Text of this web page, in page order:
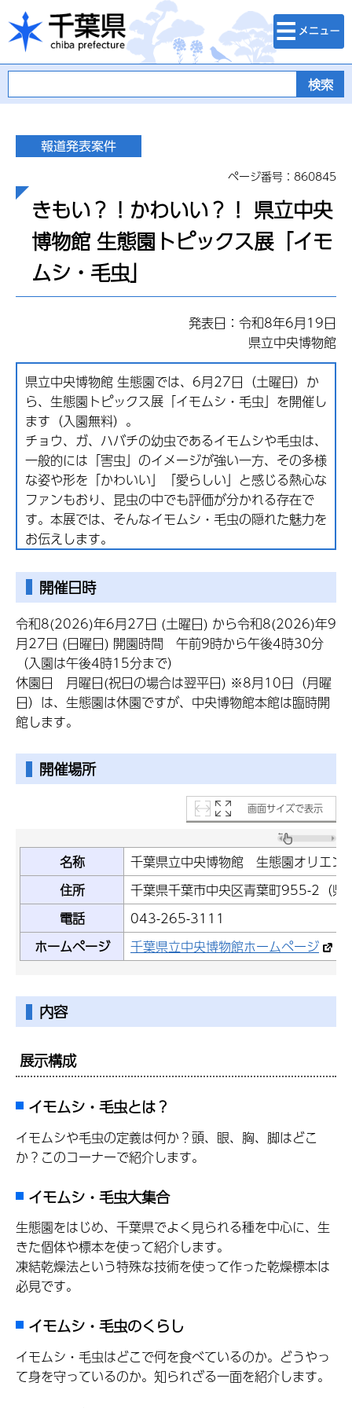
千葉県
検索・メニュ
ー
ページ番号：860845
きもい？！かわいい？！ 県立中央
博物館 生態園トピックス展「イモ
ムシ・毛虫」
発表日：令和8年6月19日
県立中央博物館
県立中央博物館 生態園では、6月27日（土曜日）か
ら、生態園トピックス展「イモムシ・毛虫」を開催し
ます（入園無料）。
チョウ、ガ、ハバチの幼虫であるイモムシや毛虫は、
一般的には「害虫」のイメージが強い一方、その多様
な姿や形を「かわいい」「愛らしい」と感じる熱心な
ファンもおり、昆虫の中でも評価が分かれる存在で
す。本展では、そんなイモムシ・毛虫の隠れた魅力を
お伝えします。
開催日時
令和8(2026)年6月27日 (土曜日) から令和8(2026)年9
月27日 (日曜日) 開園時間 午前9時から午後4時30分
（入園は午後4時15分まで）
休園日 月曜日(祝日の場合は翌平日) ※8月10日（月曜
日）は、生態園は休園ですが、中央博物館本館は臨時開
館します。
開催場所
画面サイズで表示
名称
千葉県立中央博物館 生態園オリエン
住所
千葉県千葉市中央区青葉町955-2（県
電話
043-265-3111
ホームページ
千葉県立中央博物館ホームページ
内容
展示構成
イモムシ・毛虫とは？
イモムシや毛虫の定義は何か？頭、眼、胸、脚はどこ
か？このコーナーで紹介します。
イモムシ・毛虫大集合
生態園をはじめ、千葉県でよく見られる種を中心に、生
きた個体や標本を使って紹介します。
凍結乾燥法という特殊な技術を使って作った乾燥標本は
必見です。
イモムシ・毛虫のくらし
イモムシ・毛虫はどこで何を食べているのか。どうやっ
て身を守っているのか。知られざる一面を紹介します。